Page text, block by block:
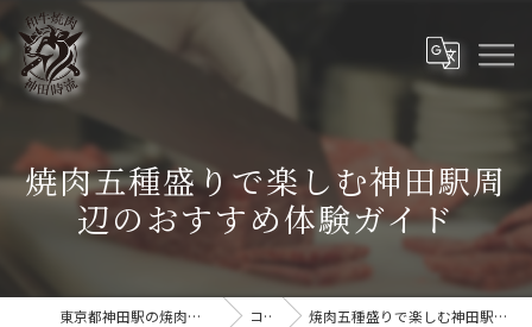
焼肉五種盛りで楽しむ神田駅周
辺のおすすめ体験ガイド
東京都神田駅の焼肉なら和牛焼肉 神田時流 コラム 焼肉五種盛りで楽しむ神田駅周辺のおすすめ体験ガイド